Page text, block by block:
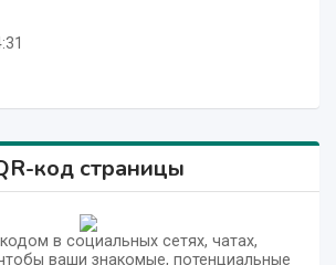
код страницы
в социальных сетях, чатах,
ваши знакомые, потенциальные